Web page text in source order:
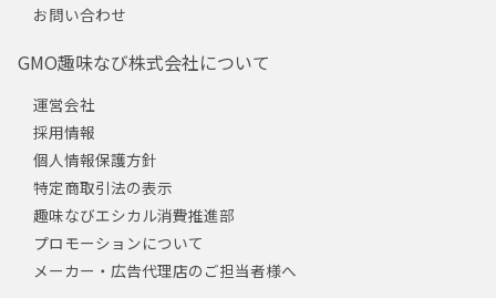
お問い合わせ
GMO趣味なび株式会社について
運営会社
採用情報
個人情報保護方針
特定商取引法の表示
趣味なびエシカル消費推進部
プロモーションについて
メーカー・広告代理店のご担当者様へ